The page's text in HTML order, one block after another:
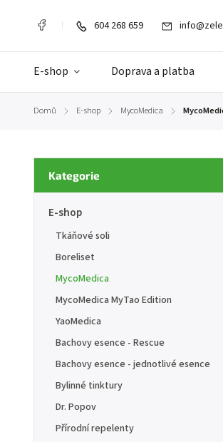
604 268 659
E-shop Doprava a platba
Domů / E-shop / MycoMedica /
Kategorie
E-shop
Tkáňové soli
Boreliset
MycoMedica
MycoMedica MyTao Edition
YaoMedica
Bachovy esence - Rescue
Bachovy esence - jednotlivé esence
Bylinné tinktury
Dr. Popov
Přírodní repelenty